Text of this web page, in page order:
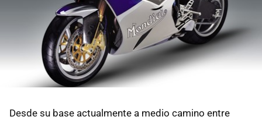
Desde su base actualmente a medio camino entre